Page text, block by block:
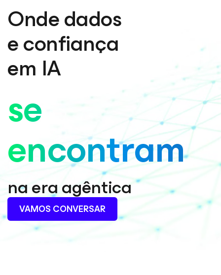
Onde dados
e confiança
em IA
se
encontram
na era agêntica
VAMOS CONVERSAR